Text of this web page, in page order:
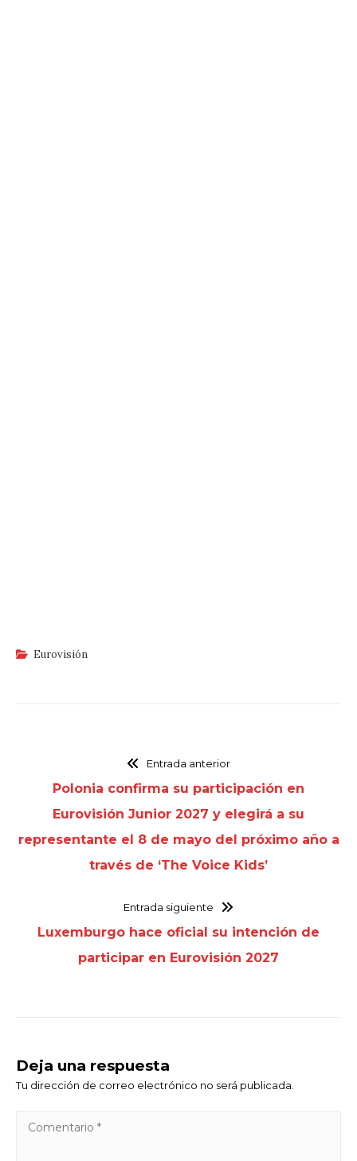
Eurovisión
Entrada anterior
Polonia confirma su participación en
Eurovisión Junior 2027 y elegirá a su
representante el 8 de mayo del próximo año a
través de ‘The Voice Kids’
Entrada siguiente
Luxemburgo hace oficial su intención de
participar en Eurovisión 2027
Deja una respuesta
Tu dirección de correo electrónico no será publicada.